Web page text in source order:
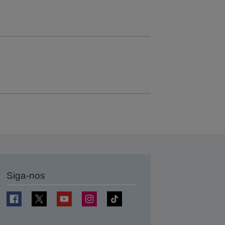
Siga-nos